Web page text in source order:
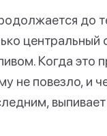
до
центральный
Когда это
не повезло, и
выпивает